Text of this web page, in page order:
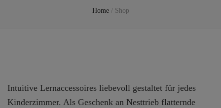
Home / Shop
Intuitive Lernaccessoires liebevoll gestaltet für jedes
Kinderzimmer. Als Geschenk an Nesttrieb flatternde